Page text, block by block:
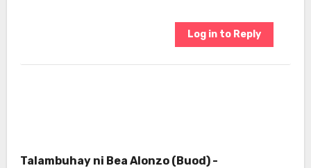
Log in to Reply
Talambuhay ni Bea Alonzo (Buod) -